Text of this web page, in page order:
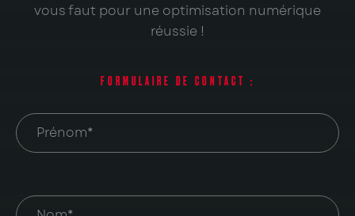
vous faut pour une optimisation numérique
réussie !
FORMULAIRE DE CONTACT :